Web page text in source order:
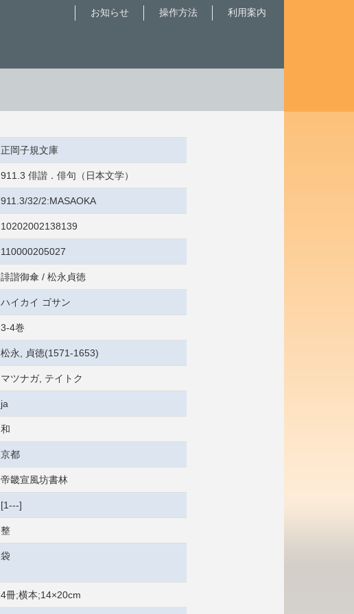
利用案内
操作方法
お知らせ
正岡子規文庫
911.3 俳諧．俳句（日本文学）
911.3/32/2:MASAOKA
10202002138139
110000205027
誹諧御傘 / 松永貞徳
ハイカイ ゴサン
3-4巻
松永, 貞徳(1571-1653)
マツナガ, テイトク
ja
和
京都
帝畿宣風坊書林
[1---]
整
袋
4冊;横本;14×20cm